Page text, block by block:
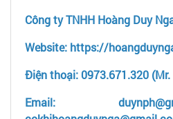
Công ty TNHH Hoàng Duy
Website: https://
Điện thoại: 0973.671.320 (Mr.
Email: